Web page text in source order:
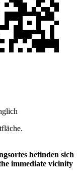
befinden sich
immediate vicinity